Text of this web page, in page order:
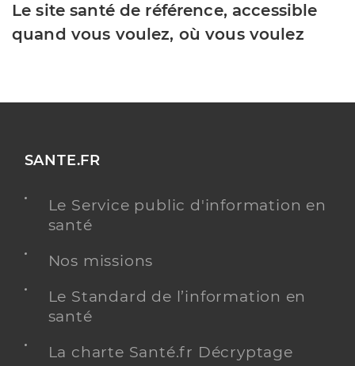
Le site santé de référence, accessible
quand vous voulez, où vous voulez
SANTE.FR
Le Service public d'information en
santé
Nos missions
Le Standard de l’information en
santé
La charte Santé.fr Décryptage